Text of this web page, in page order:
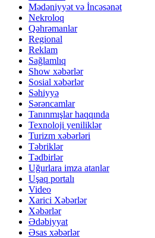
Mədəniyyət və İncəsənət
Nekroloq
Qəhrəmanlar
Regional
Reklam
Sağlamlıq
Show xəbərlər
Sosial xəbərlər
Səhiyyə
Sərəncamlar
Tanınmışlar haqqında
Texnoloji yeniliklər
Turizm xəbərləri
Təbriklər
Tədbirlər
Uğurlara imza atanlar
Uşaq portalı
Video
Xarici Xəbərlər
Xəbərlər
Ədəbiyyat
Əsas xəbərlər